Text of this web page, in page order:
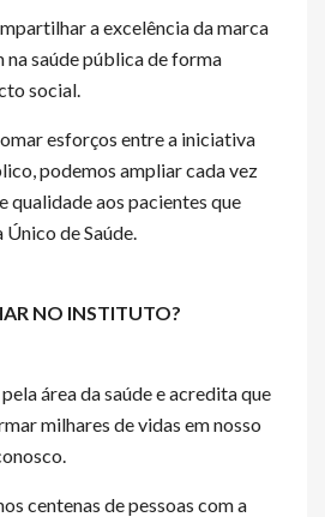
a excelência da marca
saúde pública de forma
social.
esforços entre a iniciativa
podemos ampliar cada vez
qualidade aos pacientes que
de Saúde.
NO INSTITUTO?
área da saúde e acredita que
milhares de vidas em nosso
centenas de pessoas com a